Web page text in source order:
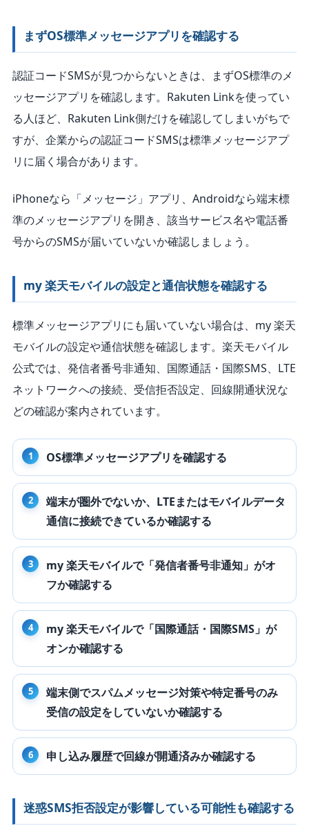
まずOS標準メッセージアプリを確認する
認証コードSMSが見つからないときは、まずOS標準のメ
ッセージアプリを確認します。Rakuten Linkを使ってい
る人ほど、Rakuten Link側だけを確認してしまいがちで
すが、企業からの認証コードSMSは標準メッセージアプ
リに届く場合があります。
iPhoneなら「メッセージ」アプリ、Androidなら端末標
準のメッセージアプリを開き、該当サービス名や電話番
号からのSMSが届いていないか確認しましょう。
my 楽天モバイルの設定と通信状態を確認する
標準メッセージアプリにも届いていない場合は、my 楽天
モバイルの設定や通信状態を確認します。楽天モバイル
公式では、発信者番号非通知、国際通話・国際SMS、LTE
ネットワークへの接続、受信拒否設定、回線開通状況な
どの確認が案内されています。
OS標準メッセージアプリを確認する
端末が圏外でないか、LTEまたはモバイルデータ
通信に接続できているか確認する
my 楽天モバイルで「発信者番号非通知」がオ
フか確認する
my 楽天モバイルで「国際通話・国際SMS」が
オンか確認する
端末側でスパムメッセージ対策や特定番号のみ
受信の設定をしていないか確認する
申し込み履歴で回線が開通済みか確認する
迷惑SMS拒否設定が影響している可能性も確認する